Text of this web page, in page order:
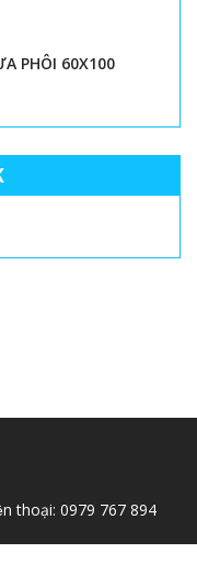
PHÔI 60X100
thoại: 0979 767 894